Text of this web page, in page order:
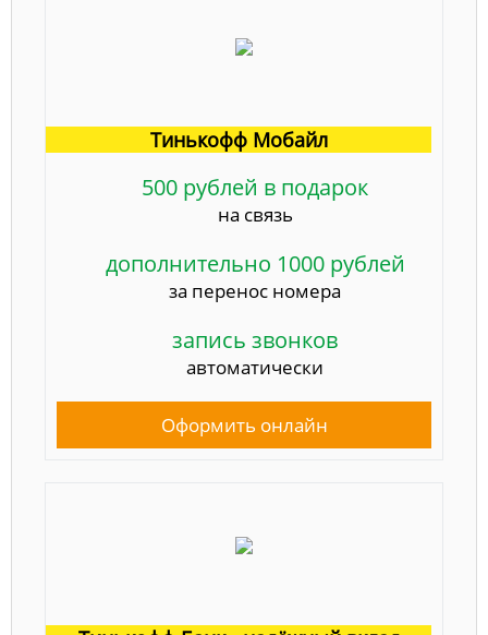
Тинькофф Мобайл
500 рублей в подарок
на связь
дополнительно 1000 рублей
за перенос номера
запись звонков
автоматически
Оформить онлайн